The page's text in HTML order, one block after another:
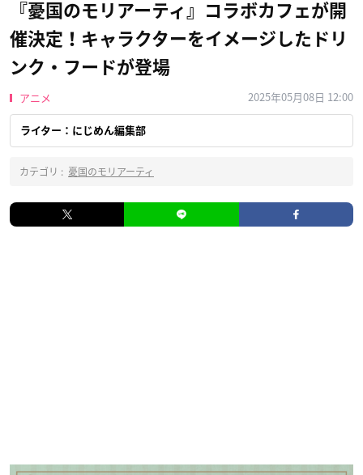
『憂国のモリアーティ』コラボカフェが開
催決定！キャラクターをイメージしたドリ
ンク・フードが登場
アニメ 2025年05月08日 12:00
ライター：にじめん編集部
カテゴリ : 憂国のモリアーティ